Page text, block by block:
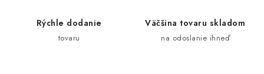
Rýchle dodanie
tovaru
Väčšina tovaru skladom
na odoslanie ihneď